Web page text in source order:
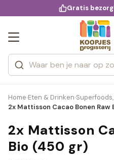
voor
Gratis
Zoeken
Categorieën
Merken
Home›Eten & Drinken›
2x Mattisson Cacao Bonen Raw
2x Mattisson
Bio (450 gr)